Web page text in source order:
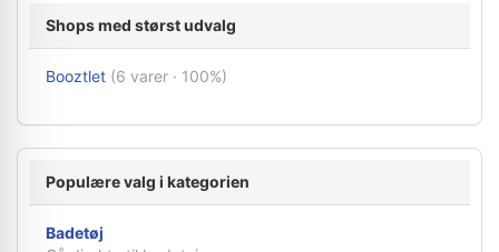
Shops med størst udvalg
Booztlet (6 varer · 100%)
Populære valg i kategorien
Badetøj